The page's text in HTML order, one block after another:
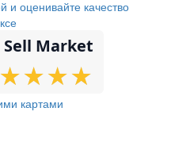
Sell Market
★
★★
★★
★★
★